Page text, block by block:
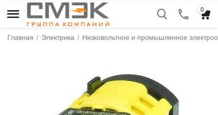
0
Главная / Электрика / Низковольтное и промышленное